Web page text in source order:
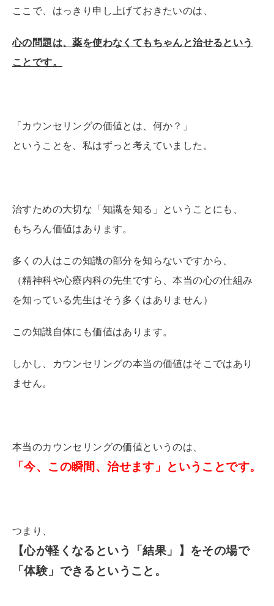
ここで、はっきり申し上げておきたいのは、
心の問題は、薬を使わなくてもちゃんと治せるという
ことです。
「カウンセリングの価値とは、何か？」
ということを、私はずっと考えていました。
治すための大切な「知識を知る」ということにも、
もちろん価値はあります。
多くの人はこの知識の部分を知らないですから、
（精神科や心療内科の先生ですら、本当の心の仕組み
を知っている先生はそう多くはありません）
この知識自体にも価値はあります。
しかし、カウンセリングの本当の価値はそこではあり
ません。
本当のカウンセリングの価値というのは、
「今、この瞬間、治せます」ということです。
つまり、
【心が軽くなるという「結果」】をその場で
「体験」できるということ。